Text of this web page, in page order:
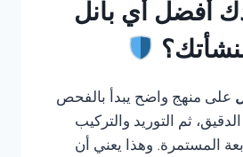
أفضل أي بانل
على منهج واضح يبدأ بالفحص
ثم التوريد والتركيب
المستمرة. وهذا يعني أن